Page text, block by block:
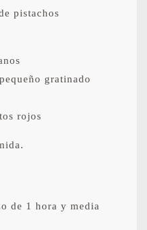
pistachos
gratinado
rojos
de 1 hora y media